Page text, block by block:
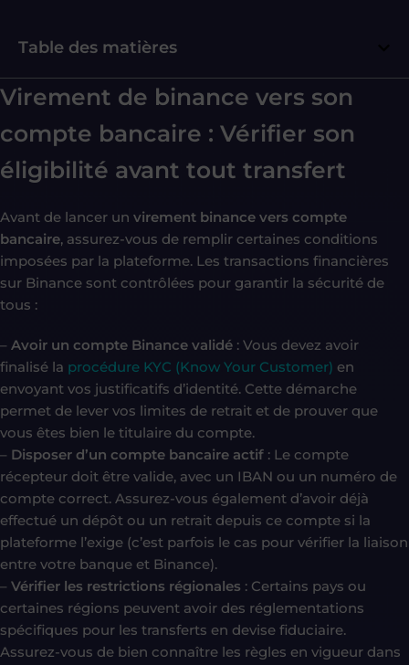
Table des matières
Virement de binance vers son
compte bancaire : Vérifier son
éligibilité avant tout transfert
Avant de lancer un virement binance vers compte
bancaire, assurez-vous de remplir certaines conditions
imposées par la plateforme. Les transactions financières
sur Binance sont contrôlées pour garantir la sécurité de
tous :
– Avoir un compte Binance validé : Vous devez avoir
finalisé la procédure KYC (Know Your Customer) en
envoyant vos justificatifs d’identité. Cette démarche
permet de lever vos limites de retrait et de prouver que
vous êtes bien le titulaire du compte.
– Disposer d’un compte bancaire actif : Le compte
récepteur doit être valide, avec un IBAN ou un numéro de
compte correct. Assurez-vous également d’avoir déjà
effectué un dépôt ou un retrait depuis ce compte si la
plateforme l’exige (c’est parfois le cas pour vérifier la liaison
entre votre banque et Binance).
– Vérifier les restrictions régionales : Certains pays ou
certaines régions peuvent avoir des réglementations
spécifiques pour les transferts en devise fiduciaire.
Assurez-vous de bien connaître les règles en vigueur dans